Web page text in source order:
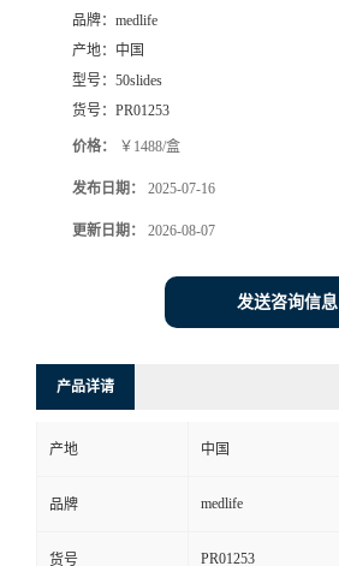
品牌： medlife
产地： 中国
型号： 50slides
货号： PR01253
价格： ￥1488/盒
发布日期： 2025-07-16
更新日期： 2026-08-07
发送咨询信息
产品详请
产地 中国
品牌 medlife
货号 PR01253